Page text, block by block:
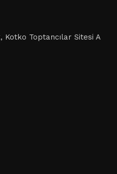
Kotko Toptancılar Sitesi A